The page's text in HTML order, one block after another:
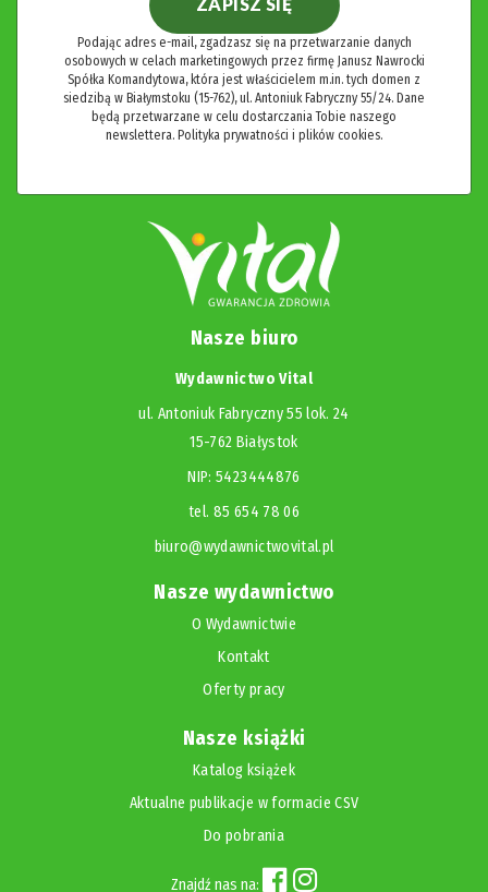
Podając adres e-mail, zgadzasz się na przetwarzanie danych
osobowych w celach marketingowych przez firmę Janusz Nawrocki
Spółka Komandytowa, która jest właścicielem m.in. tych domen z
siedzibą w Białymstoku (15-762), ul. Antoniuk Fabryczny 55/24. Dane
będą przetwarzane w celu dostarczania Tobie naszego
newslettera. Polityka prywatności i plików cookies.
Nasze biuro
Wydawnictwo Vital
ul. Antoniuk Fabryczny 55 lok. 24
15-762 Białystok
NIP: 5423444876
tel. 85 654 78 06
biuro@wydawnictwovital.pl
Nasze wydawnictwo
O Wydawnictwie
Kontakt
Oferty pracy
Nasze książki
Katalog książek
Aktualne publikacje w formacie CSV
Do pobrania
Znajdź nas na: